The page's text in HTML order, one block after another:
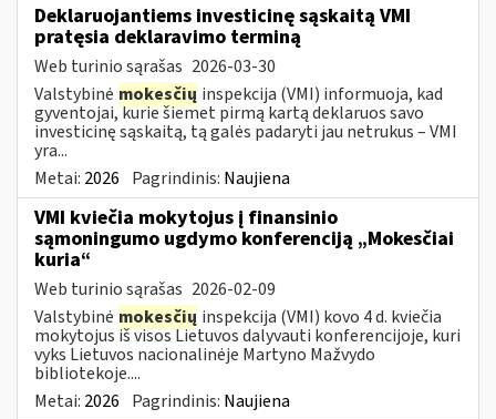
Deklaruojantiems investicinę sąskaitą VMI
pratęsia deklaravimo terminą
Web turinio sąrašas 2026-03-30
Valstybinė mokesčių inspekcija (VMI) informuoja, kad
gyventojai, kurie šiemet pirmą kartą deklaruos savo
investicinę sąskaitą, tą galės padaryti jau netrukus – VMI
yra...
Metai: 2026 Pagrindinis: Naujiena
VMI kviečia mokytojus į finansinio
sąmoningumo ugdymo konferenciją „Mokesčiai
kuria“
Web turinio sąrašas 2026-02-09
Valstybinė mokesčių inspekcija (VMI) kovo 4 d. kviečia
mokytojus iš visos Lietuvos dalyvauti konferencijoje, kuri
vyks Lietuvos nacionalinėje Martyno Mažvydo
bibliotekoje....
Metai: 2026 Pagrindinis: Naujiena